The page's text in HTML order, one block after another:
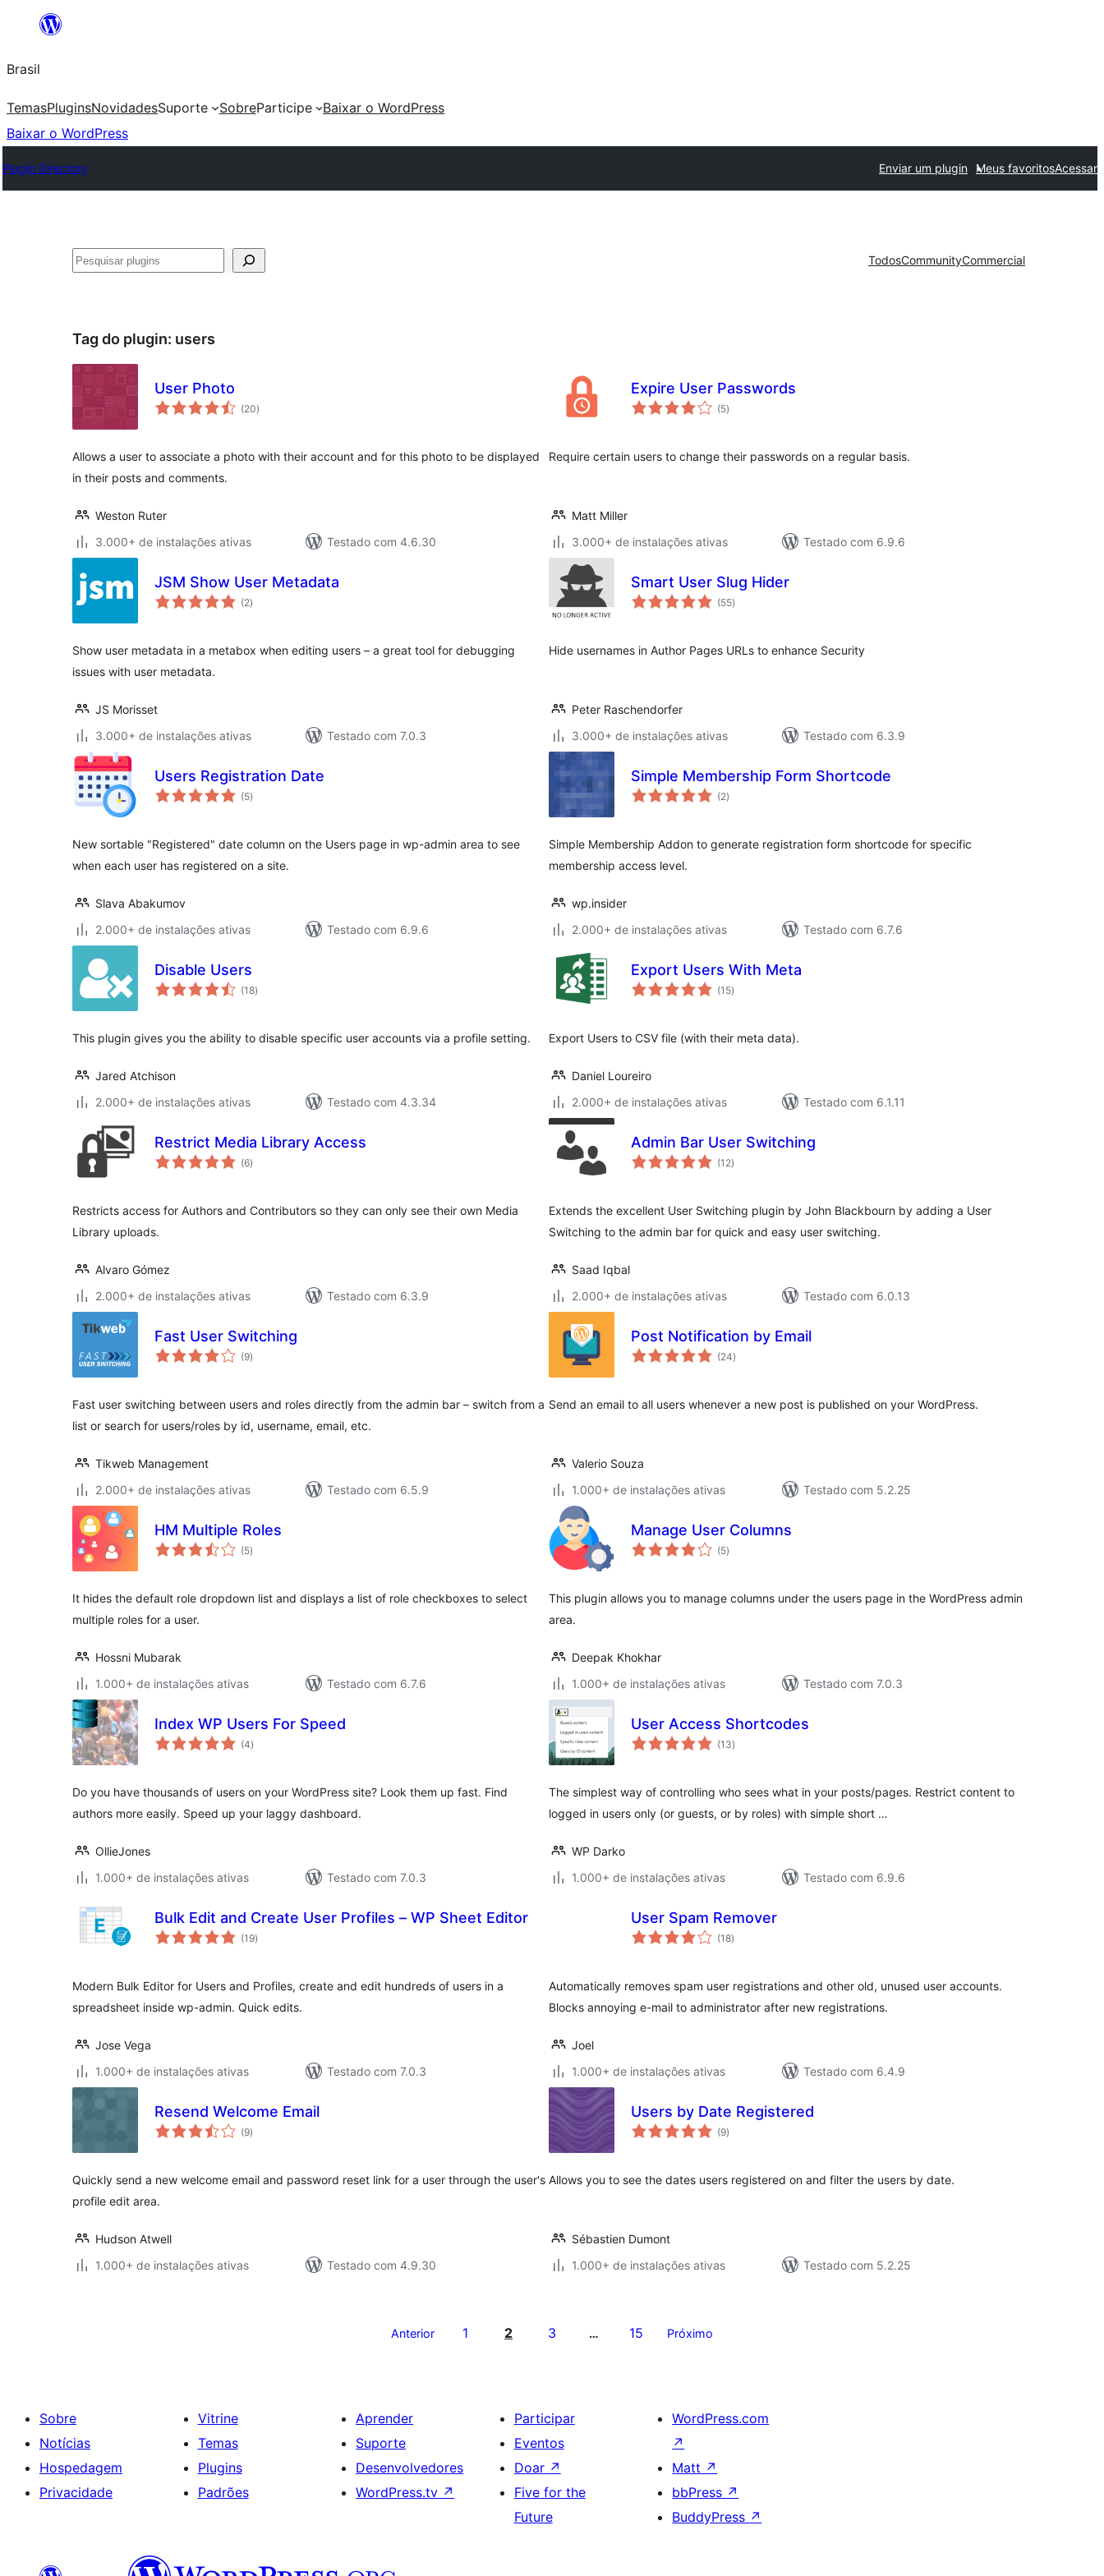
o
conteúdo
Brasil
TemasPluginsNovidadesSuporte SobreParticipe
Baixar o WordPress
Baixar o WordPress
Plugin Directory Enviar um plugin Meus favoritosAcessar
Pesquisar TodosCommunityCommercial
Tag do plugin: users
User Photo
(20total
de
)
Allows a user to associate a photo with their account and for this photo to be displayed
in their posts and comments.
Weston Ruter
3.000+ de instalações ativas
Testado com 4.6.30
Expire User Passwords
(5total
de
)
Require certain users to change their passwords on a regular basis.
Matt Miller
3.000+ de instalações ativas
Testado com 6.9.6
JSM Show User Metadata
(2total
de
)
Show user metadata in a metabox when editing users – a great tool for debugging
issues with user metadata.
JS Morisset
3.000+ de instalações ativas
Testado com 7.0.3
Smart User Slug Hider
(55total
de
)
Hide usernames in Author Pages URLs to enhance Security
Peter Raschendorfer
3.000+ de instalações ativas
Testado com 6.3.9
Users Registration Date
(5total
de
)
New sortable "Registered" date column on the Users page in wp-admin area to see
when each user has registered on a site.
Slava Abakumov
2.000+ de instalações ativas
Testado com 6.9.6
Simple Membership Form Shortcode
(2total
de
)
Simple Membership Addon to generate registration form shortcode for specific
membership access level.
wp.insider
2.000+ de instalações ativas
Testado com 6.7.6
Disable Users
(18total
de
)
This plugin gives you the ability to disable specific user accounts via a profile setting.
Jared Atchison
2.000+ de instalações ativas
Testado com 4.3.34
Export Users With Meta
(15total
de
)
Export Users to CSV file (with their meta data).
Daniel Loureiro
2.000+ de instalações ativas
Testado com 6.1.11
Restrict Media Library Access
(6total
de
)
Restricts access for Authors and Contributors so they can only see their own Media
Library uploads.
Alvaro Gómez
2.000+ de instalações ativas
Testado com 6.3.9
Admin Bar User Switching
(12total
de
)
Extends the excellent User Switching plugin by John Blackbourn by adding a User
Switching to the admin bar for quick and easy user switching.
Saad Iqbal
2.000+ de instalações ativas
Testado com 6.0.13
Fast User Switching
(9total
de
)
Fast user switching between users and roles directly from the admin bar – switch from a
list or search for users/roles by id, username, email, etc.
Tikweb Management
2.000+ de instalações ativas
Testado com 6.5.9
Post Notification by Email
(24total
de
)
Send an email to all users whenever a new post is published on your WordPress.
Valerio Souza
1.000+ de instalações ativas
Testado com 5.2.25
HM Multiple Roles
(5total
de
)
It hides the default role dropdown list and displays a list of role checkboxes to select
multiple roles for a user.
Hossni Mubarak
1.000+ de instalações ativas
Testado com 6.7.6
Manage User Columns
(5total
de
)
This plugin allows you to manage columns under the users page in the WordPress admin
area.
Deepak Khokhar
1.000+ de instalações ativas
Testado com 7.0.3
Index WP Users For Speed
(4total
de
)
Do you have thousands of users on your WordPress site? Look them up fast. Find
authors more easily. Speed up your laggy dashboard.
OllieJones
1.000+ de instalações ativas
Testado com 7.0.3
User Access Shortcodes
(13total
de
)
The simplest way of controlling who sees what in your posts/pages. Restrict content to
logged in users only (or guests, or by roles) with simple short …
WP Darko
1.000+ de instalações ativas
Testado com 6.9.6
Bulk Edit and Create User Profiles – WP Sheet Editor
(19total
de
)
Modern Bulk Editor for Users and Profiles, create and edit hundreds of users in a
spreadsheet inside wp-admin. Quick edits.
Jose Vega
1.000+ de instalações ativas
Testado com 7.0.3
User Spam Remover
(18total
de
)
Automatically removes spam user registrations and other old, unused user accounts.
Blocks annoying e-mail to administrator after new registrations.
Joel
1.000+ de instalações ativas
Testado com 6.4.9
Resend Welcome Email
(9total
de
)
Quickly send a new welcome email and password reset link for a user through the user's
profile edit area.
Hudson Atwell
1.000+ de instalações ativas
Testado com 4.9.30
Users by Date Registered
(9total
de
)
Allows you to see the dates users registered on and filter the users by date.
Sébastien Dumont
1.000+ de instalações ativas
Testado com 5.2.25
Anterior 1 2 3 … 15 Próximo
Sobre
Notícias
Hospedagem
Privacidade
Vitrine
Temas
Plugins
Padrões
Aprender
Suporte
Desenvolvedores
WordPress.tv ↗
Participar
Eventos
Doar ↗
Five for the
Future
WordPress.com
↗
Matt ↗
bbPress ↗
BuddyPress ↗